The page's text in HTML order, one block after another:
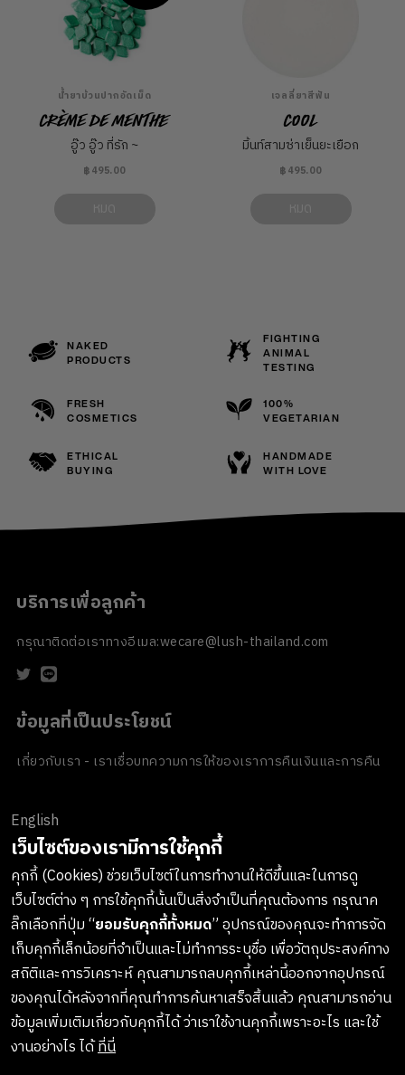
น้ำยาบ้วนปากอัดเม็ด
Crème de Menthe
อู๊ว อู๊ว ที่รัก ~
฿495.00
เจลลี่ยาสีฟัน
Cool
มิ้นท์สามซ่าเย็นยะเยือก
฿495.00
NAKED
PRODUCTS
FIGHTING
ANIMAL
TESTING
FRESH
COSMETICS
100%
VEGETARIAN
ETHICAL
BUYING
HANDMADE
WITH LOVE
บริการเพื่อลูกค้า
กรุณาติดต่อเราทางอีเมล:wecare@lush-thailand.com
ข้อมูลที่เป็นประโยชน์
เกี่ยวกับเรา - เราเชื่อบทความการให้ของเราการคืนเงินและการคืน
ช่องทางการชำระเงิน
ลงทะเบียนรับข่าวสารจาก LUSH
เกาะติดทุกการอัพเดทสินค้าใหม่ๆ กิจกรรมต่างๆและอื่นๆอีกมากมาย
ทางบริษัทจะไม่เปิดเผยหรือเผยแพร่ข้อมูลส่วนตัวของคุณให้แก่
บุคคลที่สาม และคุณสามารถกดยกเลิกรับข่าวสารได้ทุกเมื่อ
English
เว็บไซต์ของเรามีการใช้คุกกี้
คุกกี้ (Cookies) ช่วยเว็บไซต์ในการทำงานให้ดีขึ้นและในการดู
เว็บไซต์ต่าง ๆ การใช้คุกกี้นั้นเป็นสิ่งจำเป็นที่คุณต้องการ กรุณาค
ลิ๊กเลือกที่ปุ่ม “ยอมรับคุกกี้ทั้งหมด” อุปกรณ์ของคุณจะทำการจัด
เก็บคุกกี้เล็กน้อยที่จำเป็นและไม่ทำการระบุชื่อ เพื่อวัตถุประสงค์ทาง
สถิติและการวิเคราะห์ คุณสามารถลบคุกกี้เหล่านี้ออกจากอุปกรณ์
ของคุณได้หลังจากที่คุณทำการค้นหาเสร็จสิ้นแล้ว คุณสามารถอ่าน
ข้อมูลเพิ่มเติมเกี่ยวกับคุกกี้ได้ ว่าเราใช้งานคุกกี้เพราะอะไร และใช้
งานอย่างไร ได้ที่นี่